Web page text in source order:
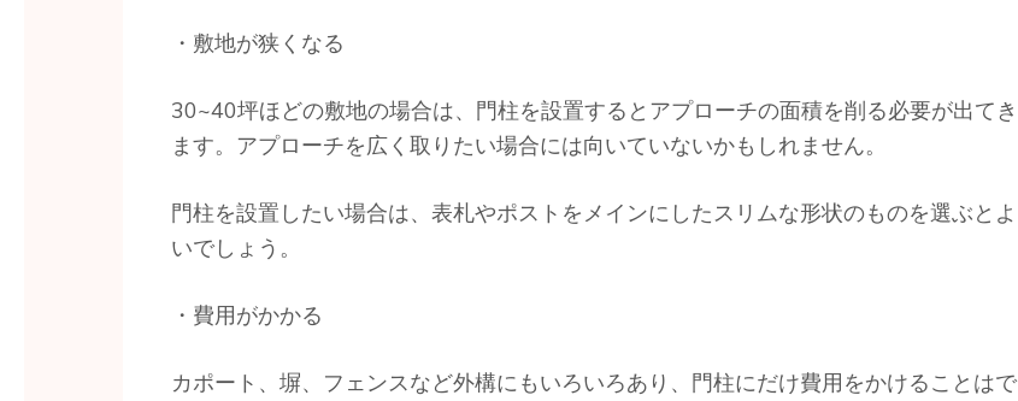
・敷地が狭くなる
30~40坪ほどの敷地の場合は、門柱を設置するとアプローチの面積を削る必要が出てき
ます。アプローチを広く取りたい場合には向いていないかもしれません。
門柱を設置したい場合は、表札やポストをメインにしたスリムな形状のものを選ぶとよ
いでしょう。
・費用がかかる
カポート、塀、フェンスなど外構にもいろいろあり、門柱にだけ費用をかけることはで